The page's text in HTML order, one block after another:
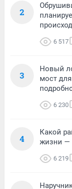
2
6 517
3
Новый
мост
6 230
4
Какой
жизни —
6 219